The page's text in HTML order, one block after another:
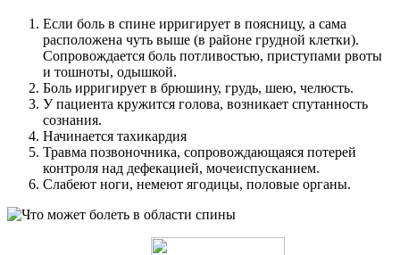
Если боль в спине ирригирует в поясницу, а сама
расположена чуть выше (в районе грудной клетки).
Сопровождается боль потливостью, приступами рвоты
и тошноты, одышкой.
Боль ирригирует в брюшину, грудь, шею, челюсть.
У пациента кружится голова, возникает спутанность
сознания.
Начинается тахикардия
Травма позвоночника, сопровождающаяся потерей
контроля над дефекацией, мочеиспусканием.
Слабеют ноги, немеют ягодицы, половые органы.